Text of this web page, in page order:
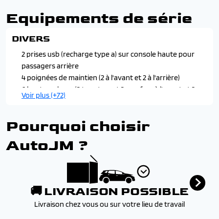
Equipements de série
DIVERS
2 prises usb (recharge type a) sur console haute pour
passagers arrière
4 poignées de maintien (2 à l'avant et 2 à l'arrière)
6 haut-parleurs (2 tweeters et 2 woofers à l'avant et 2
haut-parleurs à l'arrière)
Afu (assistance au freinage d'urgence), ref (répartiteur
electronique de freinage)
Aide graphique et sonore au stationnement arrière
Air conditionné automatique mono-zone
Airbags frontaux auto-adaptatifs, latéraux avant
(thorax et abdominaux), rideaux avant
Alerte de non-bouclage des ceintures à l'arrière
Alerte de non-bouclage des ceintures à l'avant
Voir plus (+72)
Pourquoi choisir
AutoJM ?
🚚 LIVRAISON POSSIBLE
Livraison chez vous ou sur votre lieu de travail